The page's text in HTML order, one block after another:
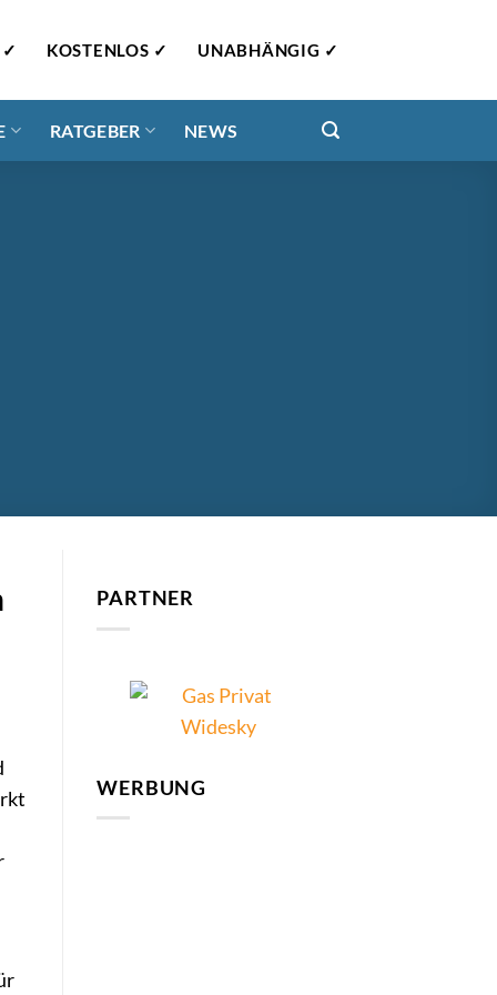
✓ KOSTENLOS ✓ UNABHÄNGIG ✓
RATGEBER NEWS
PARTNER
WERBUNG